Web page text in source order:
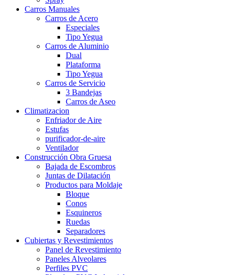
Carros Manuales
Carros de Acero
Especiales
Tipo Yegua
Carros de Aluminio
Dual
Plataforma
Tipo Yegua
Carros de Servicio
3 Bandejas
Carros de Aseo
Climatizacion
Enfriador de Aire
Estufas
purificador-de-aire
Ventilador
Construcción Obra Gruesa
Bajada de Escombros
Juntas de Dilatación
Productos para Moldaje
Bloque
Conos
Esquineros
Ruedas
Separadores
Cubiertas y Revestimientos
Panel de Revestimiento
Paneles Alveolares
Perfiles PVC